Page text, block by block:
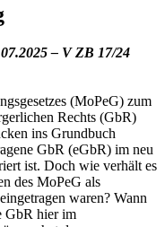
– V ZB 17/24
(MoPeG) zum
Rechts (GbR)
ins Grundbuch
GbR (eGbR) im neu
ist. Doch wie verhält es
des MoPeG als
waren? Wann
GbR hier im